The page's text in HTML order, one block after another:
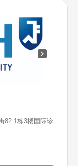
82 1栋3楼国际诊